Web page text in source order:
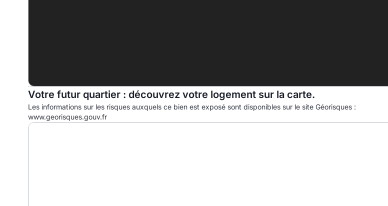
Votre futur quartier : découvrez votre logement sur la carte.
Les informations sur les risques auxquels ce bien est exposé sont disponibles sur le site Géorisques :
www.georisques.gouv.fr